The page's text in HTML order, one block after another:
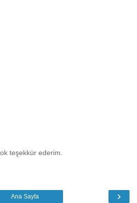
teşekkür ederim.
›
Ana Sayfa